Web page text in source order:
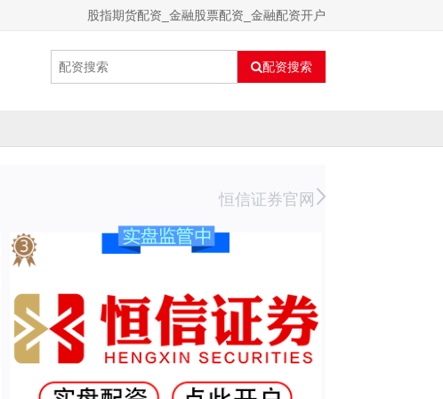
股指期货配资_金融股票配资_金融配资开户
配资搜索
恒信证券官网